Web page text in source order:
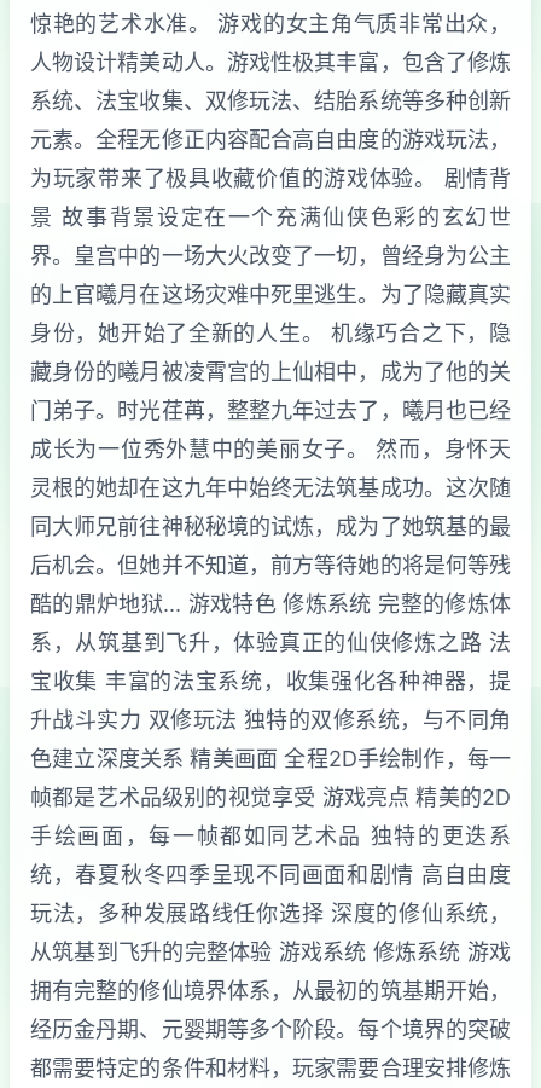
惊艳的艺术水准。 游戏的女主角气质非常出众，
人物设计精美动人。游戏性极其丰富，包含了修炼
系统、法宝收集、双修玩法、结胎系统等多种创新
元素。全程无修正内容配合高自由度的游戏玩法，
为玩家带来了极具收藏价值的游戏体验。 剧情背
景 故事背景设定在一个充满仙侠色彩的玄幻世
界。皇宫中的一场大火改变了一切，曾经身为公主
的上官曦月在这场灾难中死里逃生。为了隐藏真实
身份，她开始了全新的人生。 机缘巧合之下，隐
藏身份的曦月被凌霄宫的上仙相中，成为了他的关
门弟子。时光荏苒，整整九年过去了，曦月也已经
成长为一位秀外慧中的美丽女子。 然而，身怀天
灵根的她却在这九年中始终无法筑基成功。这次随
同大师兄前往神秘秘境的试炼，成为了她筑基的最
后机会。但她并不知道，前方等待她的将是何等残
酷的鼎炉地狱... 游戏特色 修炼系统 完整的修炼体
系，从筑基到飞升，体验真正的仙侠修炼之路 法
宝收集 丰富的法宝系统，收集强化各种神器，提
升战斗实力 双修玩法 独特的双修系统，与不同角
色建立深度关系 精美画面 全程2D手绘制作，每一
帧都是艺术品级别的视觉享受 游戏亮点 精美的2D
手绘画面，每一帧都如同艺术品 独特的更迭系
统，春夏秋冬四季呈现不同画面和剧情 高自由度
玩法，多种发展路线任你选择 深度的修仙系统，
从筑基到飞升的完整体验 游戏系统 修炼系统 游戏
拥有完整的修仙境界体系，从最初的筑基期开始，
经历金丹期、元婴期等多个阶段。每个境界的突破
都需要特定的条件和材料，玩家需要合理安排修炼